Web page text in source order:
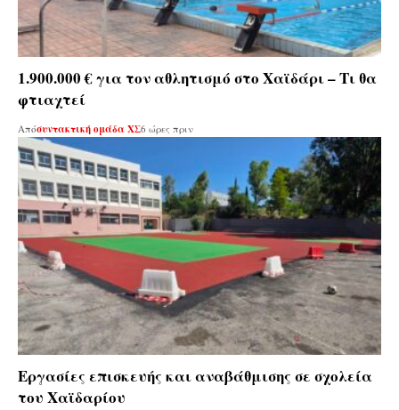
1.900.000 € για τον αθλητισμό στο Χαϊδάρι – Τι θα
φτιαχτεί
Απόσυντακτική ομάδα ΧΣ6 ώρες πριν
Εργασίες επισκευής και αναβάθμισης σε σχολεία
του Χαϊδαρίου